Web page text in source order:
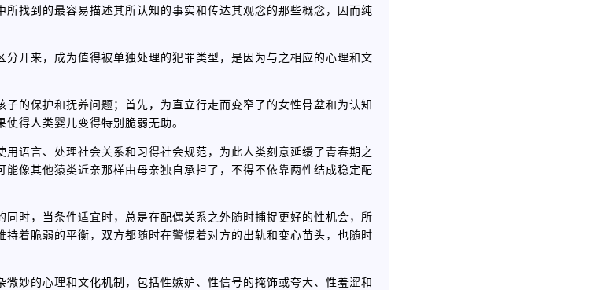
找到的最容易描述其所认知的事实和传达其观念的那些概念，因而纯
开来，成为值得被单独处理的犯罪类型，是因为与之相应的心理和文
的保护和抚养问题；首先，为直立行走而变窄了的女性骨盆和为认知
得人类婴儿变得特别脆弱无助。
语言、处理社会关系和习得社会规范，为此人类刻意延缓了青春期之
像其他猿类近亲那样由母亲独自承担了，不得不依靠两性结成稳定配
时，当条件适宜时，总是在配偶关系之外随时捕捉更好的性机会，所
着脆弱的平衡，双方都随时在警惕着对方的出轨和变心苗头，也随时
妙的心理和文化机制，包括性嫉妒、性信号的掩饰或夸大、性羞涩和